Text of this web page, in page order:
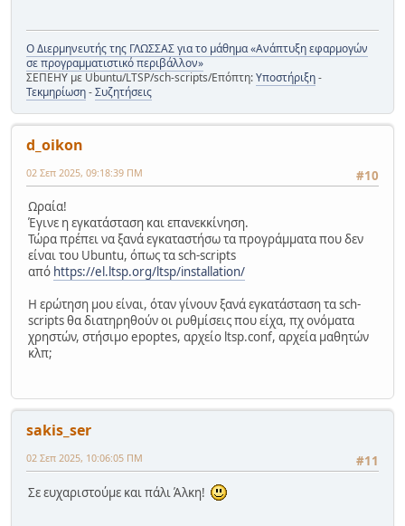
Ο Διερμηνευτής της ΓΛΩΣΣΑΣ για το μάθημα «Ανάπτυξη εφαρμογών
σε προγραμματιστικό περιβάλλον»
ΣΕΠΕΗΥ με Ubuntu/LTSP/sch-scripts/Επόπτη:Υποστήριξη-
Τεκμηρίωση-Συζητήσεις
d_oikon
#10
02 Σεπ 2025, 09:18:39 ΠΜ
Ωραία!
Έγινε η εγκατάσταση και επανεκκίνηση.
Τώρα πρέπει να ξανά εγκαταστήσω τα προγράμματα που δεν
είναι του Ubuntu, όπως τα sch-scripts
από https://el.ltsp.org/ltsp/installation/
Η ερώτηση μου είναι, όταν γίνουν ξανά εγκατάσταση τα sch-
scripts θα διατηρηθούν οι ρυθμίσεις που είχα, πχ ονόματα
χρηστών, στήσιμο epoptes, αρχείο ltsp.conf, αρχεία μαθητών
κλπ;
sakis_ser
#11
02 Σεπ 2025, 10:06:05 ΠΜ
Σε ευχαριστούμε και πάλι Άλκη!